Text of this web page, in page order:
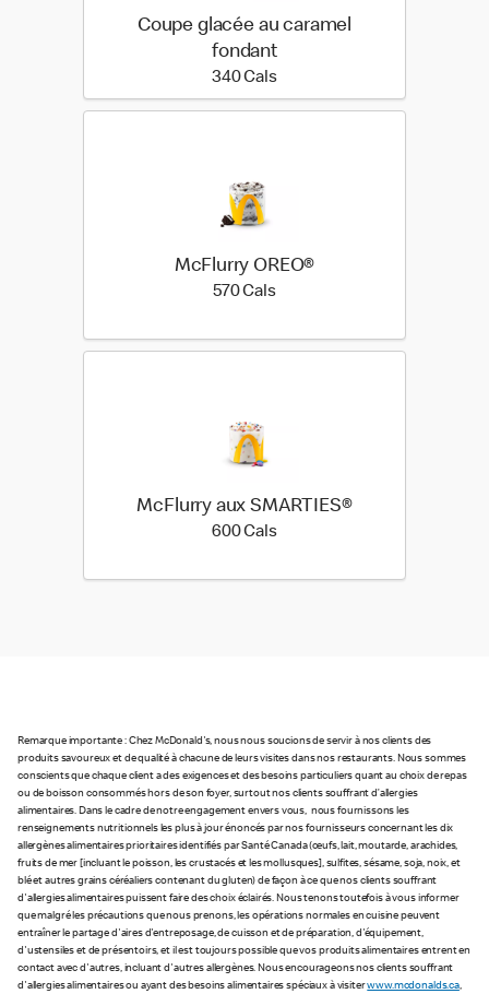
Coupe glacée au caramel
fondant
340 Cals340 calories
McFlurry OREO®
570 Cals570 calories
McFlurry aux SMARTIES®
600 Cals600 calories
Remarque importante : Chez McDonald's, nous nous soucions de servir à nos clients des
produits savoureux et de qualité à chacune de leurs visites dans nos restaurants. Nous sommes
conscients que chaque client a des exigences et des besoins particuliers quant au choix de repas
ou de boisson consommés hors de son foyer, surtout nos clients souffrant d’allergies
alimentaires. Dans le cadre de notre engagement envers vous, nous fournissons les
renseignements nutritionnels les plus à jour énoncés par nos fournisseurs concernant les dix
allergènes alimentaires prioritaires identifiés par Santé Canada (œufs, lait, moutarde, arachides,
fruits de mer [incluant le poisson, les crustacés et les mollusques], sulfites, sésame, soja, noix, et
blé et autres grains céréaliers contenant du gluten) de façon à ce que nos clients souffrant
d'allergies alimentaires puissent faire des choix éclairés. Nous tenons toutefois à vous informer
que malgré les précautions que nous prenons, les opérations normales en cuisine peuvent
entraîner le partage d'aires d'entreposage, de cuisson et de préparation, d'équipement,
d'ustensiles et de présentoirs, et il est toujours possible que vos produits alimentaires entrent en
contact avec d'autres, incluant d'autres allergènes. Nous encourageons nos clients souffrant
d'allergies alimentaires ou ayant des besoins alimentaires spéciaux à visiterwww.mcdonalds.ca,